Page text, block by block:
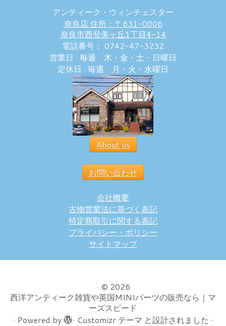
アンティーク・ウィンチェスター
奈良店 住所：〒631-0006
奈良市西登美ヶ丘1丁目4-14
電話番号： 0742-47-3232
営業日 : 毎週 木・金・土・日曜日
定休日 : 毎週 月・火・水曜日
About us
お問い合わせ
会社概要
古物営業法に基づく表記
特定商取引に関する表記
プライバシー・ポリシー
サイトマップ
· © 2026
西洋アンティーク雑貨や英国MINIパーツの販売なら｜マ
ーズスピード
· Powered by · Customizr テーマ と設計されました ·